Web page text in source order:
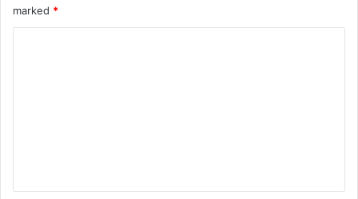
समाप्त
marked *